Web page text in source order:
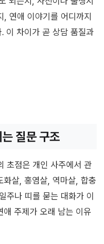
, 연애 이야기를 어디까지
이 차이가 곧 상담 품질과
질문 구조
초점은 개인 사주에서 관
화살, 홍염살, 역마살, 합충
주나 띠를 묻는 대화가 이
애 주제가 오래 남는 이유